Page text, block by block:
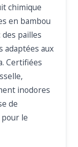
chimique
en bambou
pailles
adaptées aux
Certifiées
inodores
de
le